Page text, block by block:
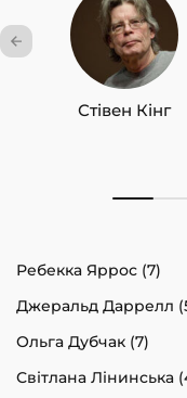
Стівен Кінг
Ребекка Яррос (7)
Джеральд Даррелл
Ольга Дубчак (7)
Світлана Лінинська